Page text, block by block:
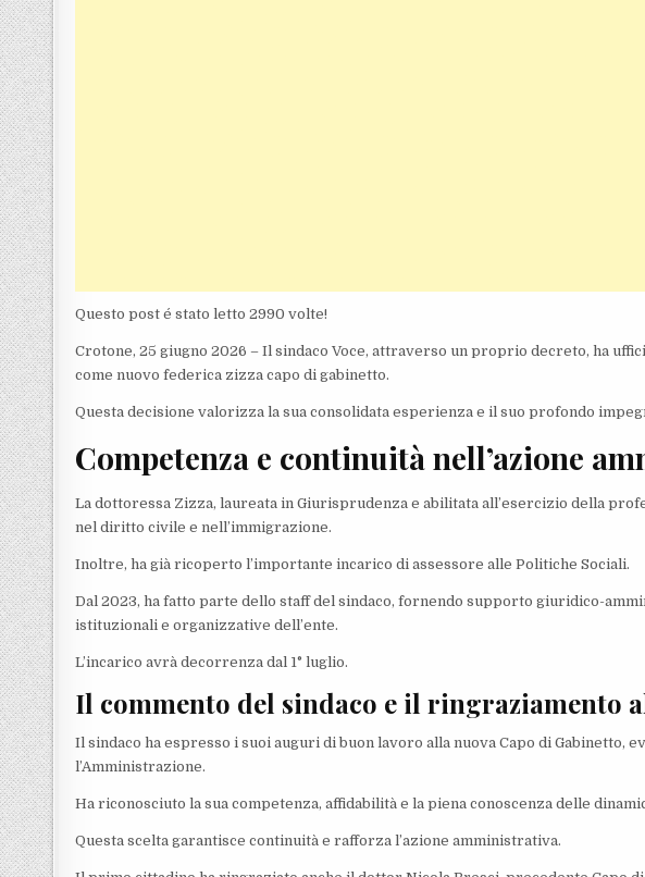
Questo post é stato letto 2990 volte!
Crotone, 25 giugno 2026 – Il sindaco Voce, attraverso un proprio decreto, ha
come nuovo federica zizza capo di gabinetto.
Questa decisione valorizza la sua consolidata esperienza e il suo profondo
Competenza e continuità nell’azione
La dottoressa Zizza, laureata in Giurisprudenza e abilitata all’esercizio della
nel diritto civile e nell’immigrazione.
Inoltre, ha già ricoperto l’importante incarico di assessore alle Politiche Sociali.
Dal 2023, ha fatto parte dello staff del sindaco, fornendo supporto giuridico-
istituzionali e organizzative dell’ente.
L’incarico avrà decorrenza dal 1° luglio.
Il commento del sindaco e il ringraziamento
Il sindaco ha espresso i suoi auguri di buon lavoro alla nuova Capo di Gabinetto,
l’Amministrazione.
Ha riconosciuto la sua competenza, affidabilità e la piena conoscenza delle
Questa scelta garantisce continuità e rafforza l’azione amministrativa.